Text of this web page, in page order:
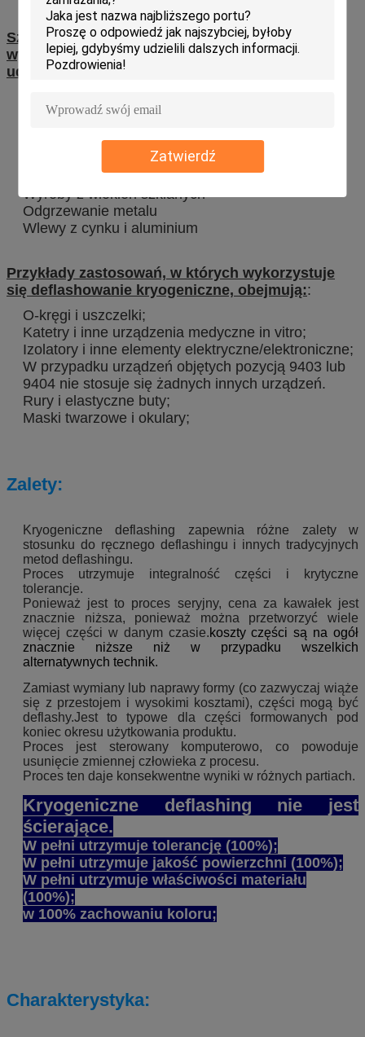
Zatwierdź
Szeroki zakres materiałów formowanych może
wykorzystywać deflashowanie kriogeniczne z
udowodnionymi wynikami.
Plastiki (zarówno termowstrzygające jak i
Kauczuk (włączając neopren i uretan)
Polimer kryształowy ciekły (LCP)
Wyroby z włókien szklanych
Odgrzewanie metalu
Wlewy z cynku i aluminium
Przykłady zastosowań, w których wykorzystuje
się deflashowanie kryogeniczne, obejmują::
O-kręgi i uszczelki;
Katetry i inne urządzenia medyczne in vitro;
Izolatory i inne elementy elektryczne/elektroniczne;
W przypadku urządzeń objętych pozycją 9403 lub
9404 nie stosuje się żadnych innych urządzeń.
Rury i elastyczne buty;
Maski twarzowe i okulary;
Zalety:
Kryogeniczne deflashing zapewnia różne zalety w
stosunku do ręcznego deflashingu i innych tradycyjnych
metod deflashingu.
Proces utrzymuje integralność części i krytyczne
tolerancje.
Ponieważ jest to proces seryjny, cena za kawałek jest
znacznie niższa, ponieważ można przetworzyć wiele
więcej części w danym czasie.koszty części są na ogół
znacznie niższe niż w przypadku wszelkich
alternatywnych technik.
Zamiast wymiany lub naprawy formy (co zazwyczaj wiąże
się z przestojem i wysokimi kosztami), części mogą być
deflashy.Jest to typowe dla części formowanych pod
koniec okresu użytkowania produktu.
Proces jest sterowany komputerowo, co powoduje
usunięcie zmiennej człowieka z procesu.
Proces ten daje konsekwentne wyniki w różnych partiach.
Kryogeniczne deflashing nie jest
ścierające.
W pełni utrzymuje tolerancję (100%);
W pełni utrzymuje jakość powierzchni (100%);
W pełni utrzymuje właściwości materiału
(100%);
w 100% zachowaniu koloru;
Charakterystyka: